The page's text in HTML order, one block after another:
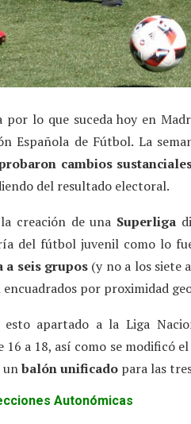
lo que suceda hoy en
Española de Fútbol. La
cambios
del resultado electoral.
creación de una Superliga
del fútbol juvenil como lo
seis grupos(y no a los siete
por proximidad
apartado a la Liga
16 a 18, así como se modificó el
unbalón unificado para las
Autonómicas